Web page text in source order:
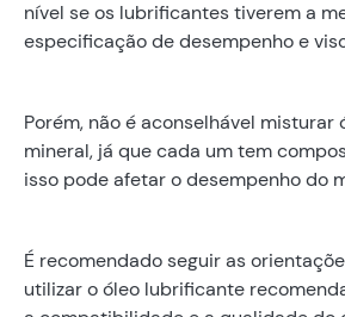
nível se os lubrificantes tiverem a
especificação de desempenho e
Porém, não é aconselhável misturar
mineral, já que cada um tem
isso pode afetar o desempenho do
É recomendado seguir as
utilizar o óleo lubrificante